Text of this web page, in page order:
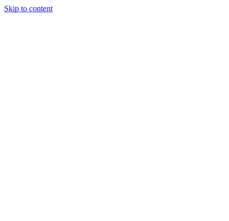
Skip to content